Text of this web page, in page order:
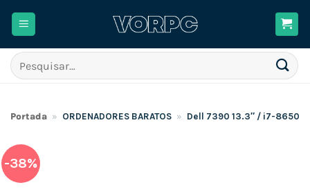
Pesquisar
por:
Portada » ORDENADORES BARATOS » Dell 7390 13.3″ / i7-8650U /
-38%